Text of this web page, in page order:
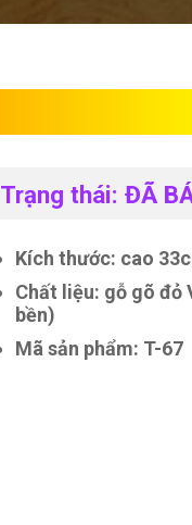
Trạng thái: ĐÃ
Kích thước: cao
Chất liệu: gỗ gõ đỏ
bền)
Mã sản phẩm: T-67